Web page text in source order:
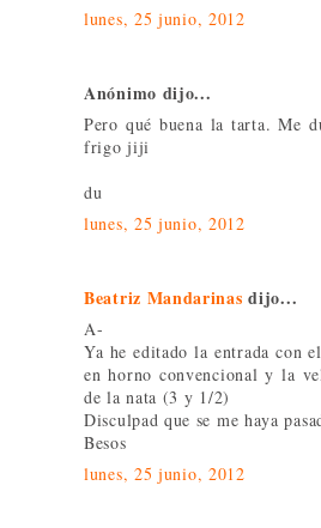
lunes, 25 junio, 2012
Anónimo dijo...
Pero qué buena la tarta. Me
frigo jiji
du
lunes, 25 junio, 2012
Beatriz Mandarinas dijo...
A-
Ya he editado la entrada con
en horno convencional y la
de la nata (3 y 1/2)
Disculpad que se me haya
Besos
lunes, 25 junio, 2012